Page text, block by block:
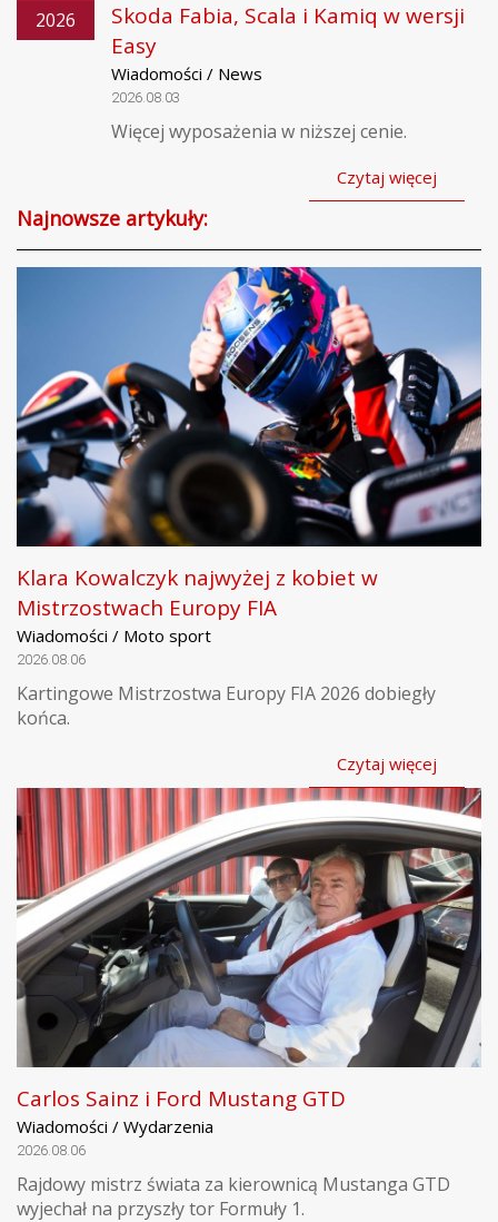
2026
Skoda Fabia, Scala i Kamiq w wersji
Easy
Wiadomości / News
2026.08.03
Więcej wyposażenia w niższej cenie.
Czytaj więcej
Najnowsze artykuły:
Klara Kowalczyk najwyżej z kobiet w
Mistrzostwach Europy FIA
Wiadomości / Moto sport
2026.08.06
Kartingowe Mistrzostwa Europy FIA 2026 dobiegły
końca.
Czytaj więcej
Carlos Sainz i Ford Mustang GTD
Wiadomości / Wydarzenia
2026.08.06
Rajdowy mistrz świata za kierownicą Mustanga GTD
wyjechał na przyszły tor Formuły 1.